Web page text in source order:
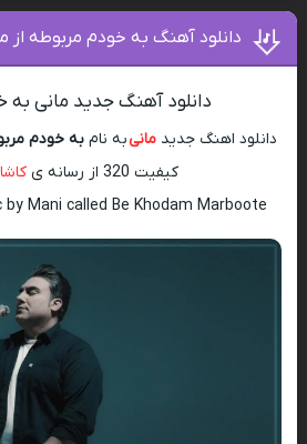
دانلود آهنگ به خودم مربوطه
دانلود آهنگ جدید مانی به
دانلود اهنگ جدیدمانیبه نامبه خودم
کیفیت 320 از رسانه ی
Mani called Be Khodam Marboote